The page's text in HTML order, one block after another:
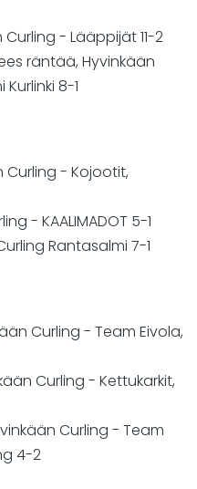
- Lääppijät 11-2
räntää, Hyvinkään
8-1
Curling - Kojootit,
- KAALIMADOT 5-1
Rantasalmi 7-1
Curling - Team Eivola,
Curling - Kettukarkit,
Curling - Team
4-2